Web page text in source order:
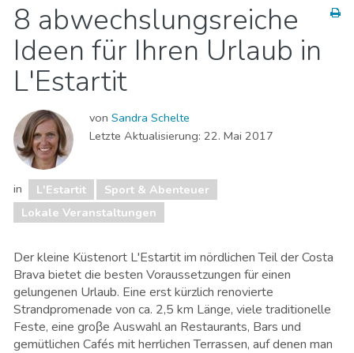
Lokale Veranstaltungen
Museen & Kunst
Natur & Freizeit
Sport & Abenteuer Strände
8 abwechslungsreiche
Ideen für Ihren Urlaub in
L'Estartit
von Sandra Schelte
Letzte Aktualisierung: 22. Mai 2017
in L'Estartit
Sport & Abenteuer
Lokale Veranstaltungen
Der kleine Küstenort L'Estartit im nördlichen Teil der Costa
Brava bietet die besten Voraussetzungen für einen
gelungenen Urlaub. Eine erstkürzlich renovierte
Strandpromenade von ca. 2,5 km Länge, viele traditionelle
Feste, eine groβe Auswahl an Restaurants, Bars und
gemütlichen Cafés mit herrlichen Terrassen, auf denen man